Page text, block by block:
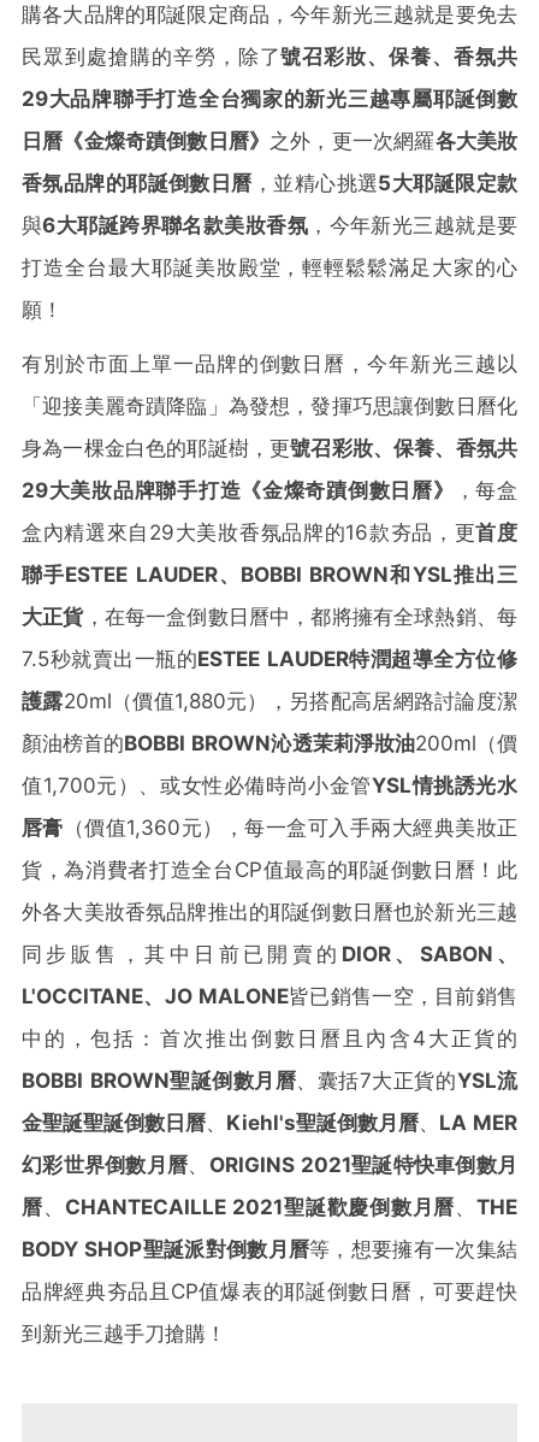
購各大品牌的耶誕限定商品，今年新光三越就是要免去
民眾到處搶購的辛勞，除了號召彩妝、保養、香氛共
29大品牌聯手打造全台獨家的新光三越專屬耶誕倒數
日曆《金燦奇蹟倒數日曆》 之外，更一次網羅各大美妝
香氛品牌的耶誕倒數日曆 ，並精心挑選5大耶誕限定款
與6大耶誕跨界聯名款美妝香氛 ，今年新光三越就是要
打造全台最大耶誕美妝殿堂，輕輕鬆鬆滿足大家的心
願！
有別於市面上單一品牌的倒數日曆，今年新光三越以
「迎接美麗奇蹟降臨」為發想，發揮巧思讓倒數日曆化
身為一棵金白色的耶誕樹，更號召彩妝、保養、香氛共
29大美妝品牌聯手打造《金燦奇蹟倒數日曆》
，每盒
盒內精選來自29大美妝香氛品牌的16款夯品，更首度
聯手ESTEE LAUDER、 BOBBI BROWN和YSL推出三
大正貨，在每一盒倒數日曆中，都將擁有全球熱銷、每
7.5秒就賣出一瓶的ESTEE LAUDER特潤超導全方位修
護露20ml（價值1,880元），另搭配高居網路討論度潔
顏油榜首的BOBBI BROWN沁透茉莉淨妝油200ml（價
值1,700元）、或女性必備時尚小金管YSL情挑誘光水
唇膏 （價值1,360元），每一盒可入手兩大經典美妝正
貨，為消費者打造全台CP值最高的耶誕倒數日曆！此
外各大美妝香氛品牌推出的耶誕倒數日曆也於新光三越
同步販售，其中日前已開賣的 DIOR、 SABON 、
L'OCCITANE、 JO MALONE皆已銷售一空，目前銷售
中的，包括：首次推出倒數日曆且內含4大正貨的
BOBBI BROWN聖誕倒數月曆、囊括7大正貨的YSL流
金聖誕聖誕倒數日曆、 Kiehl's聖誕倒數月曆、 LA MER
幻彩世界倒數月曆、 ORIGINS 2021聖誕特快車倒數月
曆、 CHANTECAILLE 2021聖誕歡慶倒數月曆、THE
BODY SHOP聖誕派對倒數月曆等，想要擁有一次集結
品牌經典夯品且CP值爆表的耶誕倒數日曆，可要趕快
到新光三越手刀搶購！